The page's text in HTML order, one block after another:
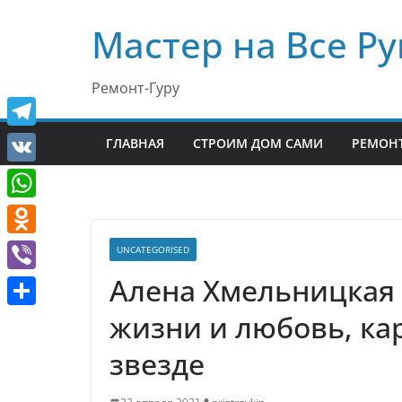
содержимомуМастер на Все
Ремонт-Гуру
ГЛАВНАЯ СТРОИМ ДОМ САМИ
UNCATEGORISED
Алена
жизни и любовь,
звезде
T
e
l
e
g
r
V
K
W
h
a
t
O
d
n
V